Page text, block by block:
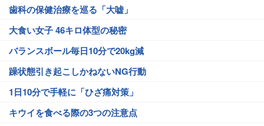
歯科の保健治療を巡る「大嘘」
大食い女子 46キロ体型の秘密
バランスボール毎日10分で20kg減
躁状態引き起こしかねないNG行動
1日10分で手軽に「ひざ痛対策」
キウイを食べる際の3つの注意点